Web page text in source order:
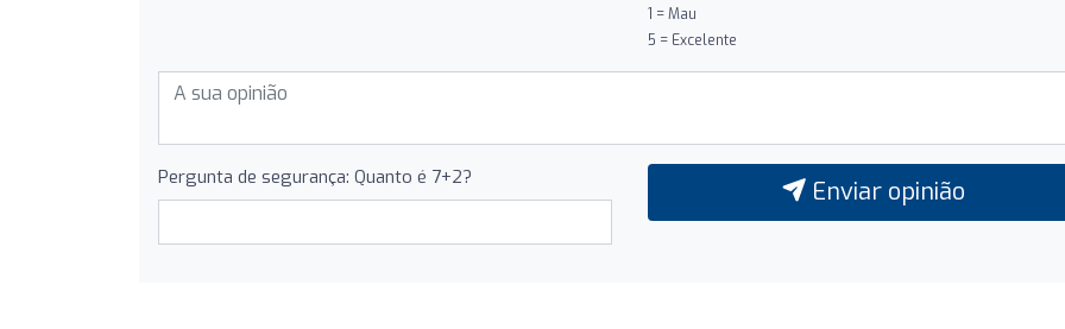
1 = Mau
5 = Excelente
Pergunta de segurança: Quanto é 7+2? Enviar opinião